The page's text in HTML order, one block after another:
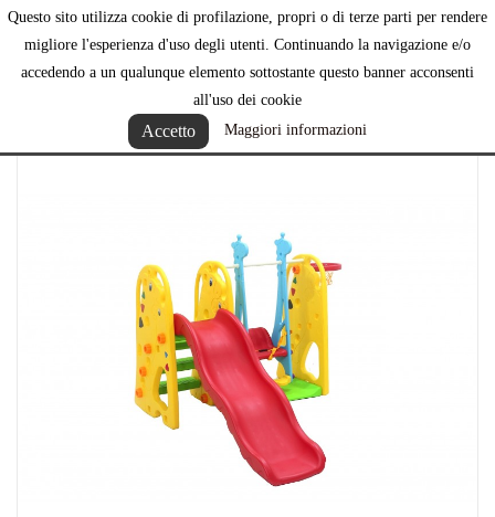
Questo sito utilizza cookie di profilazione, propri o di terze parti per rendere
migliore l'esperienza d'uso degli utenti. Continuando la navigazione e/o
accedendo a un qualunque elemento sottostante questo banner acconsenti
all'uso dei cookie
Accetto Maggiori informazioni
